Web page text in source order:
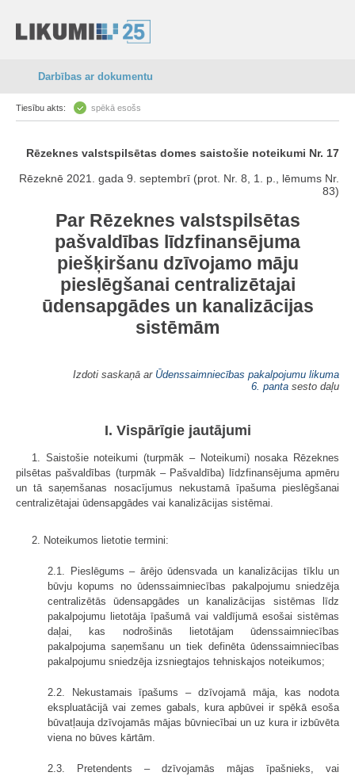
Darbības ar dokumentu
Tiesību akts: spēkā esošs
Rēzeknes valstspilsētas domes saistošie noteikumi Nr. 17
Rēzeknē 2021. gada 9. septembrī (prot. Nr. 8, 1. p., lēmums Nr.
83)
Par Rēzeknes valstspilsētas
pašvaldības līdzfinansējuma
piešķiršanu dzīvojamo māju
pieslēgšanai centralizētajai
ūdensapgādes un kanalizācijas
sistēmām
Izdoti saskaņā ar Ūdenssaimniecības pakalpojumu likuma
6. panta sesto daļu
I. Vispārīgie jautājumi
1. Saistošie noteikumi (turpmāk – Noteikumi) nosaka Rēzeknes
pilsētas pašvaldības (turpmāk – Pašvaldība) līdzfinansējuma apmēru
un tā saņemšanas nosacījumus nekustamā īpašuma pieslēgšanai
centralizētajai ūdensapgādes vai kanalizācijas sistēmai.
2. Noteikumos lietotie termini:
2.1. Pieslēgums – ārējo ūdensvada un kanalizācijas tīklu un
būvju kopums no ūdenssaimniecības pakalpojumu sniedzēja
centralizētās ūdensapgādes un kanalizācijas sistēmas līdz
pakalpojumu lietotāja īpašumā vai valdījumā esošai sistēmas
daļai, kas nodrošinās lietotājam ūdenssaimniecības
pakalpojuma saņemšanu un tiek definēta ūdenssaimniecības
pakalpojumu sniedzēja izsniegtajos tehniskajos noteikumos;
2.2. Nekustamais īpašums – dzīvojamā māja, kas nodota
ekspluatācijā vai zemes gabals, kura apbūvei ir spēkā esoša
būvatļauja dzīvojamās mājas būvniecībai un uz kura ir izbūvēta
viena no būves kārtām.
2.3. Pretendents – dzīvojamās mājas īpašnieks, vai